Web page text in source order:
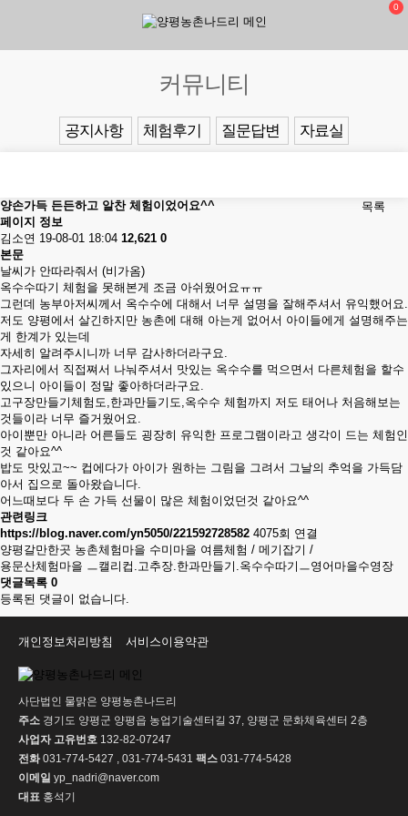
0
커뮤니티
공지사항 체험후기 질문답변 자료실
목록
양손가득 든든하고 알찬 체험이었어요^^
페이지 정보
김소연 19-08-01 18:04 12,621 0
본문
날씨가 안따라줘서 (비가옴)
옥수수따기 체험을 못해본게 조금 아쉬웠어요ㅠㅠ
그런데 농부아저씨께서 옥수수에 대해서 너무 설명을 잘해주셔서 유익했어요.
저도 양평에서 살긴하지만 농촌에 대해 아는게 없어서 아이들에게 설명해주는
게 한계가 있는데
자세히 알려주시니까 너무 감사하더라구요.
그자리에서 직접쪄서 나눠주셔서 맛있는 옥수수를 먹으면서 다른체험을 할수
있으니 아이들이 정말 좋아하더라구요.
고구장만들기체험도,한과만들기도,옥수수 체험까지 저도 태어나 처음해보는
것들이라 너무 즐거웠어요.
아이뿐만 아니라 어른들도 굉장히 유익한 프로그램이라고 생각이 드는 체험인
것 같아요^^
밥도 맛있고~~ 컵에다가 아이가 원하는 그림을 그려서 그날의 추억을 가득담
아서 집으로 돌아왔습니다.
어느때보다 두 손 가득 선물이 많은 체험이었던것 같아요^^
관련링크
https://blog.naver.com/yn5050/221592728582 4075회 연결
양평갈만한곳 농촌체험마을 수미마을 여름체험 / 메기잡기 /
용문산체험마을 ㅡ캘리컵.고추장.한과만들기.옥수수따기ㅡ영어마을수영장
댓글목록 0
등록된 댓글이 없습니다.
개인정보처리방침 서비스이용약관
사단법인 물맑은 양평농촌나드리
주소 경기도 양평군 양평읍 농업기술센터길 37, 양평군 문화체육센터 2층
사업자 고유번호 132-82-07247
전화031-774-5427 , 031-774-5431 팩스 031-774-5428
이메일 yp_nadri@naver.com
대표 홍석기